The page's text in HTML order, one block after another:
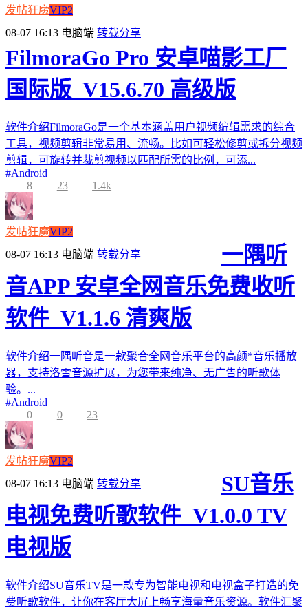
发帖狂魔VIP2
08-07 16:13 电脑端 转载分享
FilmoraGo Pro 安卓喵影工厂
国际版_V15.6.70 高级版
软件介绍FilmoraGo是一个基本涵盖用户视频编辑需求的综合
工具，视频剪辑非常易用、流畅。比如可轻松修剪或拆分视频
剪辑，可旋转并裁剪视频以匹配所需的比例，可添...
#Android
8
23 1.4k
发帖狂魔VIP2
08-07 16:13 电脑端 转载分享
一隅听
音APP 安卓全网音乐免费收听
软件_V1.1.6 清爽版
软件介绍一隅听音是一款聚合全网音乐平台的高颜*音乐播放
器，支持洛雪音源扩展，为您带来纯净、无广告的听歌体
验。...
#Android
0
0 23
发帖狂魔VIP2
08-07 16:13 电脑端 转载分享
SU音乐
电视免费听歌软件_V1.0.0 TV
电视版
软件介绍SU音乐TV是一款专为智能电视和电视盒子打造的免
费听歌软件，让你在客厅大屏上畅享海量音乐资源。软件汇聚